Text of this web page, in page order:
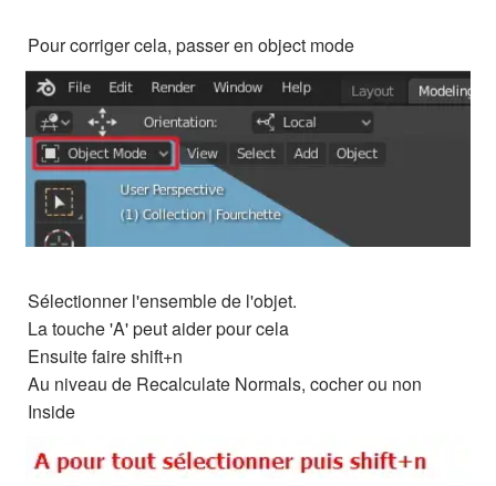
Pour corriger cela, passer en object mode
Sélectionner l'ensemble de l'objet.
La touche 'A' peut aider pour cela
Ensuite faire shift+n
Au niveau de Recalculate Normals, cocher ou non
Inside